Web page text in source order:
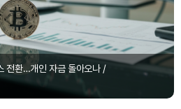
전환…개인 자금 돌아오나 /